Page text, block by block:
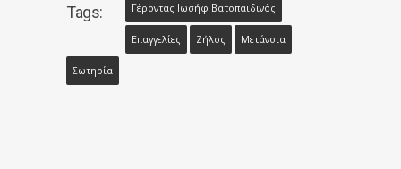
Tags: Γέροντας Ιωσήφ Βατοπαιδινός
Επαγγελίες Ζήλος Μετάνοια
Σωτηρία